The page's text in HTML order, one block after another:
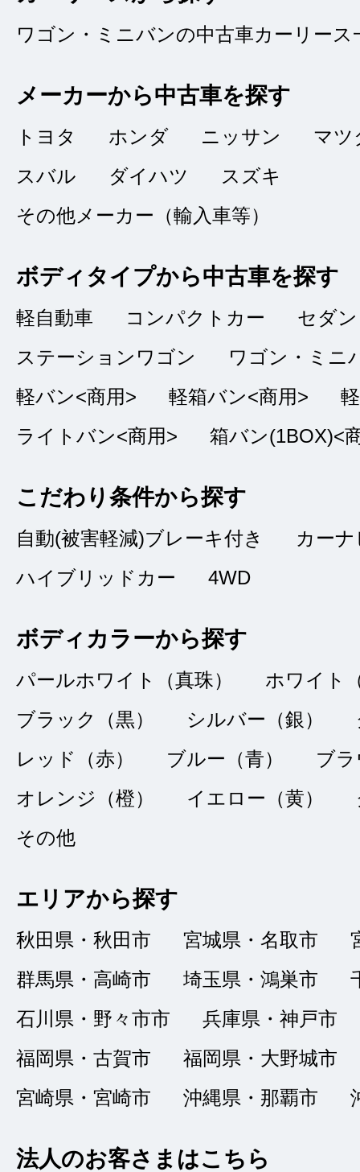
た。担当者さんの
★★★★ ★
4
総合評価
対応の良さ
ジボリ
販売店の評価
問合せ：
納車されました。
★★★★★
5
総合評価
2022/07/24
タイトルなし
ニックネーム
販売店の評価
接客： 5｜ 雰囲
変満足しました。
で、他府県の人で
す。
★★★★★ 対応がとて
ワゴン・ミニバンの中古車カーリース
メーカーから中古車を探す
トヨタ ホンダ ニッサン
マツ
スバル
ダイハツ
スズキ
その他メーカー（輸入車等）
ボディタイプから中古車を探す
軽自動車 コンパクトカー
セダン
ステーションワゴン
ワゴン・ミニ
軽バン<商用>
軽箱バン<商用>
ライトバン<商用>
箱バン(1BOX)<
こだわり条件から探す
自動(被害軽減)ブレーキ付き
カー
ハイブリッドカー
4WD
ボディカラーから探す
パールホワイト（真珠）
ホワイト
ブラック（黒）
シルバー（銀）
レッド（赤）
ブルー（青）
ブ
オレンジ（橙）
イエロー（黄）
その他
エリアから探す
秋田県・秋田市 宮城県・名取市
群馬県・高崎市
埼玉県・鴻巣市
石川県・野々市市
兵庫県・神戸市
福岡県・古賀市
福岡県・大野城市
宮崎県・宮崎市
沖縄県・那覇市
法人のお客さまはこちら